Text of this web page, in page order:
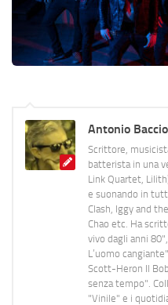
Antonio
Scrittore,
batterista in una
Link Quartet,
e suonando in
Clash, Iggy and
Chao etc. Ha
vivo dagli anni
L’uomo
Scott-Heron Il
senza tempo".
"Vinile" e i